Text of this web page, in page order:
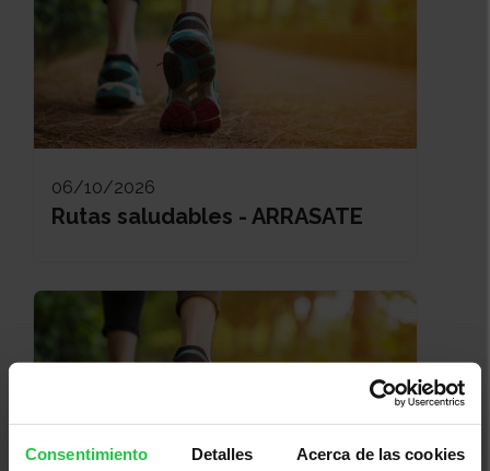
Consentimiento Detalles Acerca de las cookies
06/10/2026
Rutas saludables - ARRASATE